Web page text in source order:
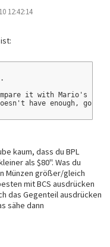
12:42:14
it with Mario's
have enough, go to
kaum, dass du BPL
als $80". Was du
Münzen größer/gleich
mit BCS ausdrücken
das Gegenteil ausdrücken
sähe dann